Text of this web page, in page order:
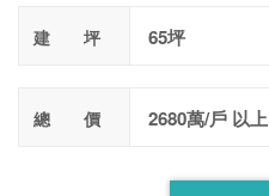
建 坪 65坪
總 價 2680萬/戶 以上